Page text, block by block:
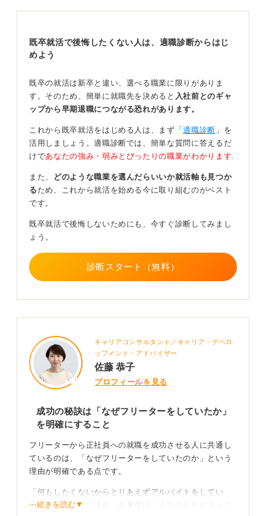
した。
う！
フリーターであろうと正社員であろうと、働く環境自体
てきたかという点が最も問われるでしょう。
与えられたことだけをこなしてきたのか、何かを意識し
て改善しようと働いてきたのか、また仕事の選び方に何
か背景があったのかといった点は面接で必ず聞かれま
まとめて伝えられるように今一度準備しておくことをお
すすめします。
既卒就活で後悔したくない人は、適職診断からはじ
めよう
既卒の就活は新卒と違い、選べる職業に限りがありま
す。そのため、簡単に就職先を決めると 入社前とのギャ
ップから早期退職につながる恐れがあります。
これから既卒就活をはじめる人は、まず「適職診断 」を
活用しましょう。適職診断では、簡単な質問に答えるだ
けであなたの強み・弱みとぴったりの職業がわかります.
また、
どのような職業を選んだらいいか就活軸も見つか
る ため、これから就活を始める今に取り組むのがベスト
です。
既卒就活で後悔しないためにも、今すぐ診断してみまし
ょう。
診断スタート（無料）
キャリアコンサルタント／キャリア・デベロ
ップメント・アドバイザー
佐藤 恭子
プロフィールを見る
成功の秘訣は「なぜフリーターをしていたか」
を明確にすること
フリーターから正社員への就職を成功させる人に共通し
ているのは、「なぜフリーターをしていたのか」という
理由が明確である点です。
「何もしたくないからとりあえずアルバイトをしてい
た」というような場合、企業側は「うちの会社に入って
⋯続きを読む▼